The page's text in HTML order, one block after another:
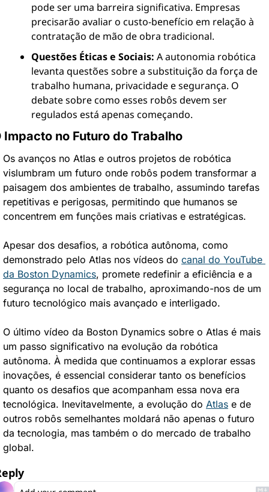
pode ser uma barreira significativa. Empresas
precisarão avaliar o custo-benefício em relação à
contratação de mão de obra tradicional.
Questões Éticas e Sociais: A autonomia robótica
levanta questões sobre a substituição da força de
trabalho humana, privacidade e segurança. O
debate sobre como esses robôs devem ser
regulados está apenas começando.
Impacto no Futuro do Trabalho
Os avanços no Atlas e outros projetos de robótica
vislumbram um futuro onde robôs podem transformar a
paisagem dos ambientes de trabalho, assumindo tarefas
repetitivas e perigosas, permitindo que humanos se
concentrem em funções mais criativas e estratégicas.
Apesar dos desafios, a robótica autônoma, como
demonstrado pelo Atlas nos vídeos do canal do YouTube
da Boston Dynamics, promete redefinir a eficiência e a
segurança no local de trabalho, aproximando-nos de um
futuro tecnológico mais avançado e interligado.
O último vídeo da Boston Dynamics sobre o Atlas é mais
um passo significativo na evolução da robótica
autônoma. À medida que continuamos a explorar essas
inovações, é essencial considerar tanto os benefícios
quanto os desafios que acompanham essa nova era
tecnológica. Inevitavelmente, a evolução do Atlas e de
outros robôs semelhantes moldará não apenas o futuro
da tecnologia, mas também o do mercado de trabalho
global.